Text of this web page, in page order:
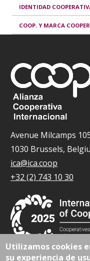
IDENTIDAD
COOP. Y MARCA
Avenue Milcamps
1030 Brussels,
ica@ica.coop
+32 (2) 743 10 30
Utilizamos cookies
su experiencia de